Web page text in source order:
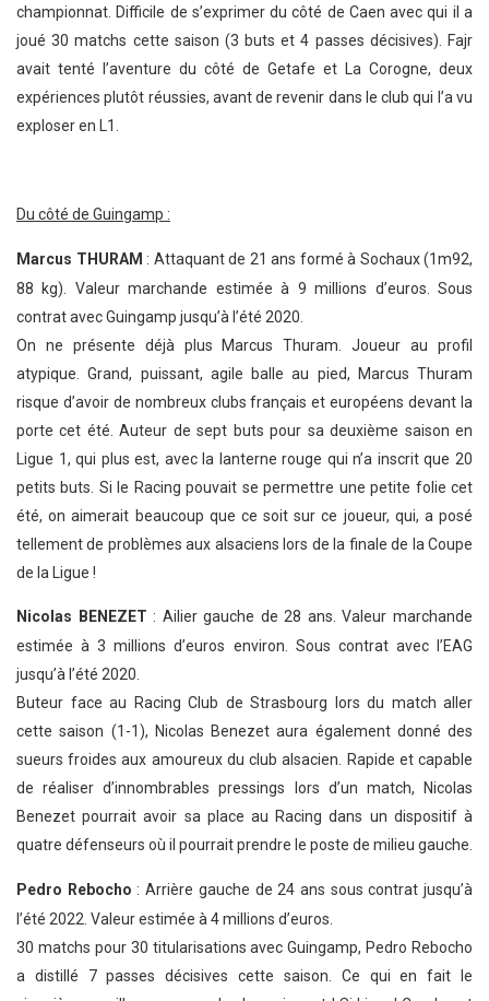
championnat. Difficile de s’exprimer du côté de Caen avec qui il a
joué 30 matchs cette saison (3 buts et 4 passes décisives). Fajr
avait tenté l’aventure du côté de Getafe et La Corogne, deux
expériences plutôt réussies, avant de revenir dans le club qui l’a vu
exploser en L1.
Du côté de Guingamp :
Marcus THURAM : Attaquant de 21 ans formé à Sochaux (1m92,
88 kg). Valeur marchande estimée à 9 millions d’euros. Sous
contrat avec Guingamp jusqu’à l’été 2020.
On ne présente déjà plus Marcus Thuram. Joueur au profil
atypique. Grand, puissant, agile balle au pied, Marcus Thuram
risque d’avoir de nombreux clubs français et européens devant la
porte cet été. Auteur de sept buts pour sa deuxième saison en
Ligue 1, qui plus est, avec la lanterne rouge qui n’a inscrit que 20
petits buts. Si le Racing pouvait se permettre une petite folie cet
été, on aimerait beaucoup que ce soit sur ce joueur, qui, a posé
tellement de problèmes aux alsaciens lors de la finale de la Coupe
de la Ligue !
Nicolas BENEZET : Ailier gauche de 28 ans. Valeur marchande
estimée à 3 millions d’euros environ. Sous contrat avec l’EAG
jusqu’à l’été 2020.
Buteur face au Racing Club de Strasbourg lors du match aller
cette saison (1-1), Nicolas Benezet aura également donné des
sueurs froides aux amoureux du club alsacien. Rapide et capable
de réaliser d’innombrables pressings lors d’un match, Nicolas
Benezet pourrait avoir sa place au Racing dans un dispositif à
quatre défenseurs où il pourrait prendre le poste de milieu gauche.
Pedro Rebocho : Arrière gauche de 24 ans sous contrat jusqu’à
l’été 2022. Valeur estimée à 4 millions d’euros.
30 matchs pour 30 titularisations avec Guingamp, Pedro Rebocho
a distillé 7 passes décisives cette saison. Ce qui en fait le